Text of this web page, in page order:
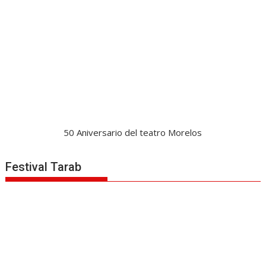
50 Aniversario del teatro Morelos
Festival Tarab